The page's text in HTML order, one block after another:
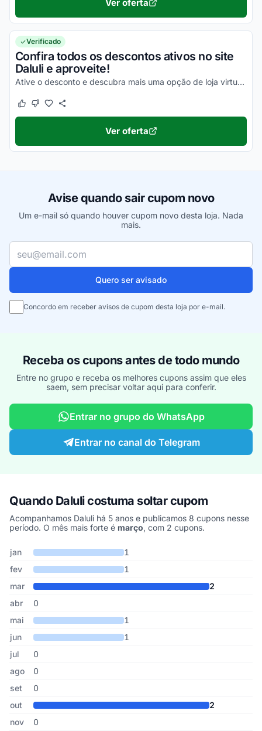
Ver oferta
Verificado
Confira todos os descontos ativos no site
Daluli e aproveite!
Ative o desconto e descubra mais uma opção de loja virtual para comprar barato.
Este cupom funcionou
Este cupom não funcionou
Ver oferta
Avise quando sair cupom novo
Um e-mail só quando houver cupom novo desta loja. Nada
mais.
Seu e-mail
Quero ser avisado
Concordo em receber avisos de cupom desta loja por e-mail.
Receba os cupons antes de todo mundo
Entre no grupo e receba os melhores cupons assim que eles
saem, sem precisar voltar aqui para conferir.
Entrar no grupo do WhatsApp
Entrar no canal do Telegram
Quando Daluli costuma soltar cupom
Acompanhamos Daluli há 5 anos e publicamos 8 cupons nesse
período. O mês mais forte é março, com 2 cupons.
Cupons de Daluli publicados por mês, somando os últimos 5 anos
Mês Cupons publicadosDesconto médio
jan
1
fev
1
mar
2
abr
0
mai
1
jun
1
jul
0
ago
0
set
0
out
2
nov
0